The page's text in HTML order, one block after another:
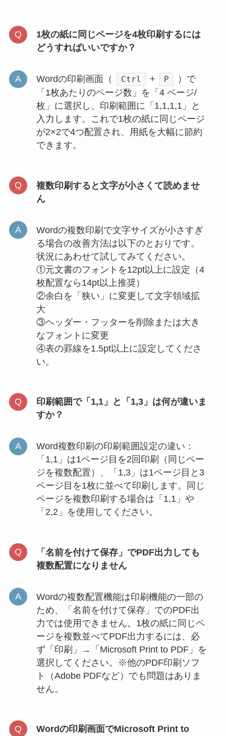
1枚の紙に同じページを4枚印刷するには
どうすればいいですか？
Wordの印刷画面（ Ctrl + P
）で
「1枚あたりのページ数」を「4 ページ/
枚」に選択し、印刷範囲に「1,1,1,1」と
入力します。これで1枚の紙に同じページ
が2×2で4つ配置され、用紙を大幅に節約
できます。
複数印刷すると文字が小さくて読めませ
ん
Wordの複数印刷で文字サイズが小さすぎ
る場合の改善方法は以下のとおりです。
状況にあわせて試してみてください。
①元文書のフォントを12pt以上に設定（4
枚配置なら14pt以上推奨）
②余白を「狭い」に変更して文字領域拡
大
③ヘッダー・フッターを削除または大き
なフォントに変更
④表の罫線を1.5pt以上に設定してくださ
い。
印刷範囲で「1,1」と「1,3」は何が違いま
すか？
Word複数印刷の印刷範囲設定の違い：
「1,1」は1ページ目を2回印刷（同じペー
ジを複数配置）、「1,3」は1ページ目と3
ページ目を1枚に並べて印刷します。同じ
ページを複数印刷する場合は「1,1」や
「2,2」を使用してください。
「名前を付けて保存」でPDF出力しても
複数配置になりません
Wordの複数配置機能は印刷機能の一部の
ため、「名前を付けて保存」でのPDF出
力では使用できません。1枚の紙に同じペ
ージを複数並べてPDF出力するには、必
ず「印刷」→「Microsoft Print to PDF」を
選択してください。※他のPDF印刷ソフ
ト（Adobe PDFなど）でも問題はありま
せん。
Wordの印刷画面でMicrosoft Print to